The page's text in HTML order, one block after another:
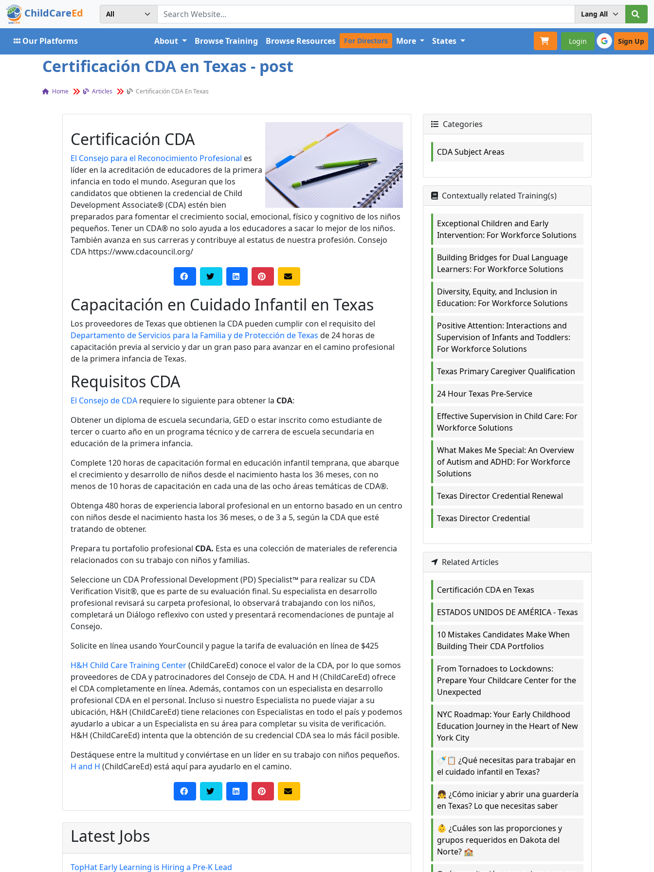
ChildCareEd
Our Platforms Login Sign Up
About Browse Training Browse Resources For Directors More States
Certificación CDA en Texas - post
Home Articles Certificación CDA En Texas
Certificación CDA
El Consejo para el Reconocimiento Profesional es
líder en la acreditación de educadores de la primera
infancia en todo el mundo. Aseguran que los
candidatos que obtienen la credencial de Child
Development Associate® (CDA) estén bien
preparados para fomentar el crecimiento social, emocional, físico y cognitivo de los niños
pequeños. Tener un CDA® no solo ayuda a los educadores a sacar lo mejor de los niños.
También avanza en sus carreras y contribuye al estatus de nuestra profesión. Consejo
CDA https://www.cdacouncil.org/
Capacitación en Cuidado Infantil en Texas
Los proveedores de Texas que obtienen la CDA pueden cumplir con el requisito del
Departamento de Servicios para la Familia y de Protección de Texas de 24 horas de
capacitación previa al servicio y dar un gran paso para avanzar en el camino profesional
de la primera infancia de Texas.
Requisitos CDA
El Consejo de CDA requiere lo siguiente para obtener la CDA:
Obtener un diploma de escuela secundaria, GED o estar inscrito como estudiante de
tercer o cuarto año en un programa técnico y de carrera de escuela secundaria en
educación de la primera infancia.
Complete 120 horas de capacitación formal en educación infantil temprana, que abarque
el crecimiento y desarrollo de niños desde el nacimiento hasta los 36 meses, con no
menos de 10 horas de capacitación en cada una de las ocho áreas temáticas de CDA®.
Obtenga 480 horas de experiencia laboral profesional en un entorno basado en un centro
con niños desde el nacimiento hasta los 36 meses, o de 3 a 5, según la CDA que esté
tratando de obtener.
Prepara tu portafolio profesional CDA. Esta es una colección de materiales de referencia
relacionados con su trabajo con niños y familias.
Seleccione un CDA Professional Development (PD) Specialist™ para realizar su CDA
Verification Visit®, que es parte de su evaluación final. Su especialista en desarrollo
profesional revisará su carpeta profesional, lo observará trabajando con los niños,
completará un Diálogo reflexivo con usted y presentará recomendaciones de puntaje al
Consejo.
Solicite en línea usando YourCouncil y pague la tarifa de evaluación en línea de $425
H&H Child Care Training Center(ChildCareEd) conoce el valor de la CDA, por lo que somos
proveedores de CDAy patrocinadores del Consejo de CDA. H and H (ChildCareEd) ofrece
el CDA completamente en línea. Además, contamos con un especialista en desarrollo
profesional CDA en el personal. Incluso si nuestro Especialista no puede viajar a su
ubicación, H&H (ChildCareEd)tiene relaciones con Especialistas en todo el país y podemos
ayudarlo a ubicar a un Especialista en su área para completar su visita de verificación.
H&H (ChildCareEd) intenta que la obtención de su credencial CDA sea lo más fácil posible.
Destáquese entre la multitud y conviértase en un líder en su trabajo con niños pequeños.
H and H (ChildCareEd) está aquí para ayudarlo en el camino.
Latest Jobs
TopHat Early Learning is Hiring a Pre-K Lead
Categories
CDA Subject Areas
Contextually related Training(s)
Exceptional Children and Early
Intervention: For Workforce Solutions
Building Bridges for Dual Language
Learners: For Workforce Solutions
Diversity, Equity, and Inclusion in
Education: For Workforce Solutions
Positive Attention: Interactions and
Supervision of Infants and Toddlers:
For Workforce Solutions
Texas Primary Caregiver Qualification
24 Hour Texas Pre-Service
Effective Supervision in Child Care: For
Workforce Solutions
What Makes Me Special: An Overview
of Autism and ADHD: For Workforce
Solutions
Texas Director Credential Renewal
Texas Director Credential
Related Articles
Certificación CDA en Texas
ESTADOS UNIDOS DE AMÉRICA - Texas
10 Mistakes Candidates Make When
Building Their CDA Portfolios
From Tornadoes to Lockdowns:
Prepare Your Childcare Center for the
Unexpected
NYC Roadmap: Your Early Childhood
Education Journey in the Heart of New
York City
🍼📋 ¿Qué necesitas para trabajar en
el cuidado infantil en Texas?
👧 ¿Cómo iniciar y abrir una guardería
en Texas? Lo que necesitas saber
👶 ¿Cuáles son las proporciones y
grupos requeridos en Dakota del
Norte? 🏫